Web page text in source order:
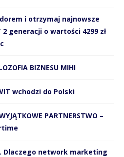
i otrzymaj najnowsze
generacji o wartości 4299 zł
BIZNESU MIHI
wchodzi do Polski
PARTNERSTWO –
Dlaczego network marketing